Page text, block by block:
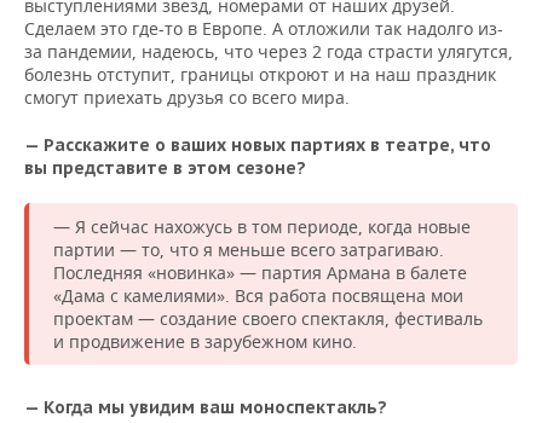
выступлениями звезд, номерами от наших друзей.
Сделаем это где-то в Европе. А отложили так надолго из-
за пандемии, надеюсь, что через 2 года страсти улягутся,
болезнь отступит, границы откроют и на наш праздник
смогут приехать друзья со всего мира.
— Расскажите о ваших новых партиях в театре, что
вы представите в этом сезоне?
— Я сейчас нахожусь в том периоде, когда новые
партии — то, что я меньше всего затрагиваю.
Последняя «новинка» — партия Армана в балете
«Дама с камелиями». Вся работа посвящена мои
проектам — создание своего спектакля, фестиваль
и продвижение в зарубежном кино.
— Когда мы увидим ваш моноспектакль?